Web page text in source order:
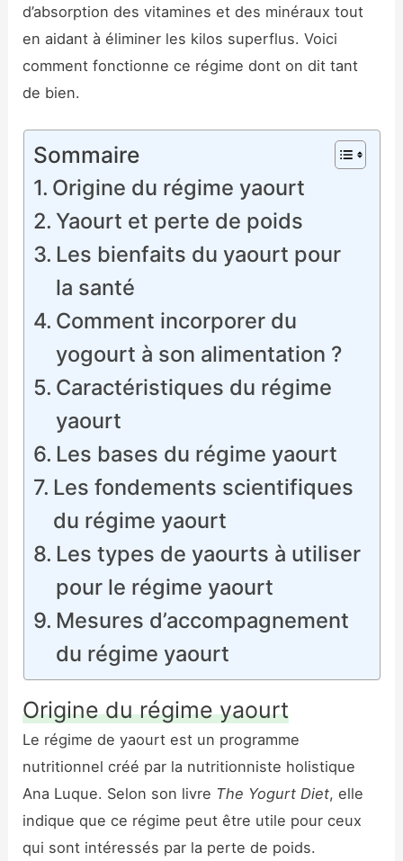
d’absorption des vitamines et des minéraux tout
en aidant à éliminer les kilos superflus. Voici
comment fonctionne ce régime dont on dit tant
de bien.
Sommaire
Origine du régime yaourt
Yaourt et perte de poids
Les bienfaits du yaourt pour
la santé
Comment incorporer du
yogourt à son alimentation ?
Caractéristiques du régime
yaourt
Les bases du régime yaourt
Les fondements scientifiques
du régime yaourt
Les types de yaourts à utiliser
pour le régime yaourt
Mesures d’accompagnement
du régime yaourt
Origine du régime yaourt
Le régime de yaourt est un programme
nutritionnel créé par la nutritionniste holistique
Ana Luque. Selon son livre The Yogurt Diet, elle
indique que ce régime peut être utile pour ceux
qui sont intéressés par la perte de poids.